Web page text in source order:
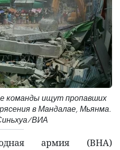
команды ищут пропавших
в Мандалае, Мьянма.
ВИА
армия (ВНА)